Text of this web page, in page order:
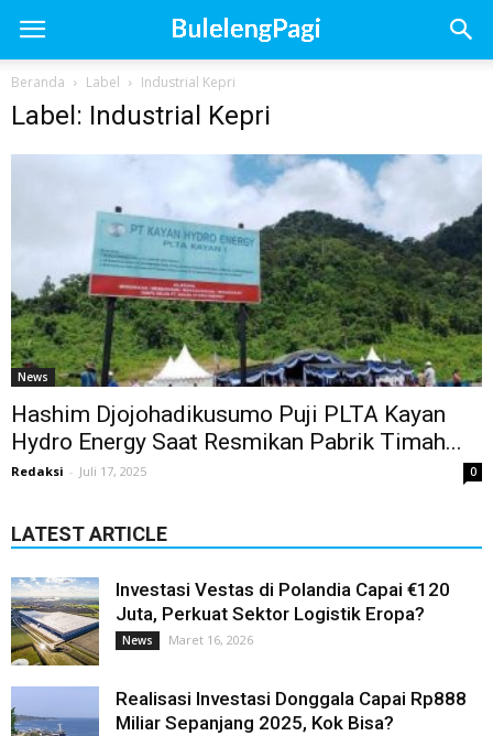
Beranda Label Industrial Kepri
Label: Industrial Kepri
News
Hashim Djojohadikusumo Puji PLTA Kayan
Hydro Energy Saat Resmikan Pabrik Timah...
Redaksi - Juli 17, 2025 0
LATEST ARTICLE
Investasi Vestas di Polandia Capai €120
Juta, Perkuat Sektor Logistik Eropa?
News Maret 16, 2026
Realisasi Investasi Donggala Capai Rp888
Miliar Sepanjang 2025, Kok Bisa?